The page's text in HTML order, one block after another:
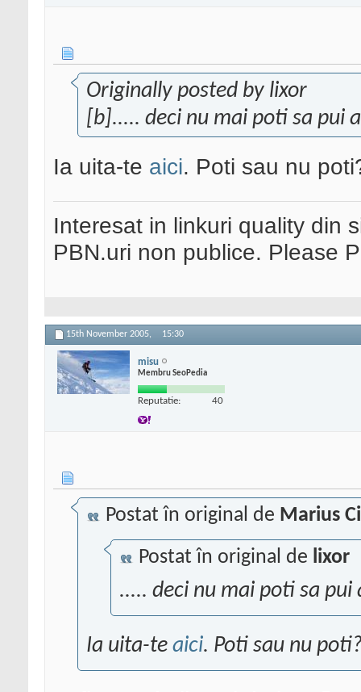
Originally posted by lixor
[b]..... deci nu mai poti sa pui
Ia uita-te aici. Poti sau nu
Interesat in linkuri quality din
PBN.uri non publice. Please
15th November 2005, 15:30
misu
Membru SeoPedia
Reputatie: 40
Postat în original de Marius
Postat în original de lixor
..... deci nu mai poti sa pui
Ia uita-te aici. Poti sau nu